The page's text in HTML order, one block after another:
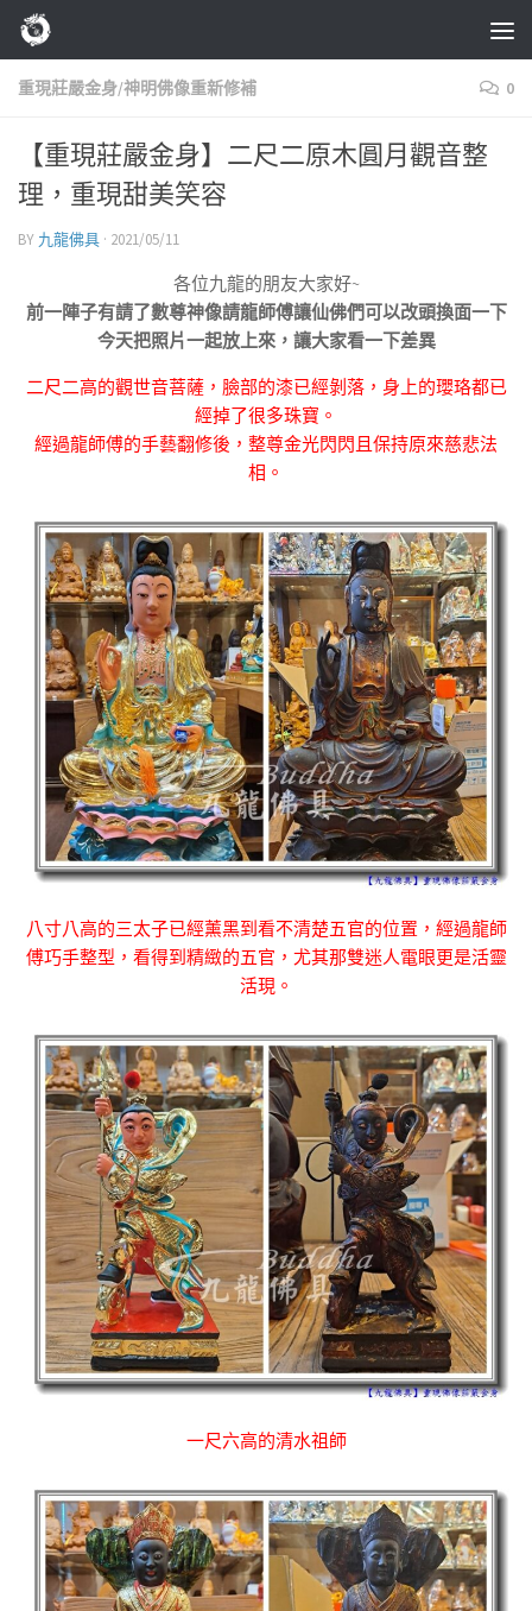
Skip to content
重現莊嚴金身/神明佛像重新修補 0
【重現莊嚴金身】二尺二原木圓月觀音整
理，重現甜美笑容
BY 九龍佛具 · 2021/05/11
各位九龍的朋友大家好~
前一陣子有請了數尊神像請龍師傅讓仙佛們可以改頭換面一下
今天把照片一起放上來，讓大家看一下差異
二尺二高的觀世音菩薩，臉部的漆已經剝落，身上的瓔珞都已
經掉了很多珠寶。
經過龍師傅的手藝翻修後，整尊金光閃閃且保持原來慈悲法
相。
八寸八高的三太子已經薰黑到看不清楚五官的位置，經過龍師
傅巧手整型，看得到精緻的五官，尤其那雙迷人電眼更是活靈
活現。
一尺六高的清水祖師